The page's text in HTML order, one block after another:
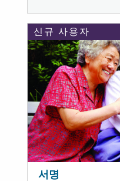
신규 사용자
서명